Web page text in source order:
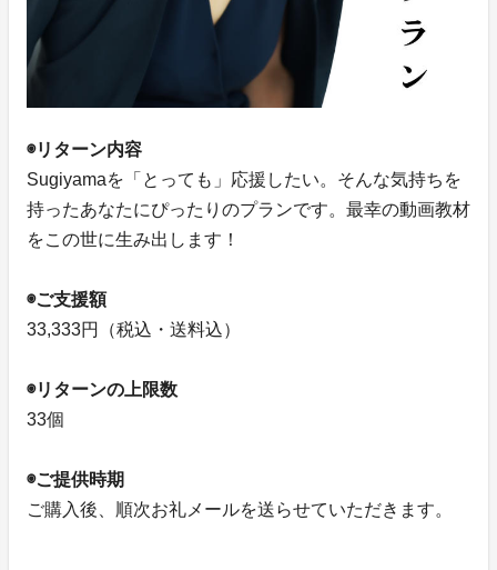
◉リターン内容
Sugiyamaを「とっても」応援したい。そんな気持ちを
持ったあなたにぴったりのプランです。最幸の動画教材
をこの世に生み出します！
◉ご支援額
33,333円（税込・送料込）
◉リターンの上限数
33個
◉ご提供時期
ご購入後、順次お礼メールを送らせていただきます。